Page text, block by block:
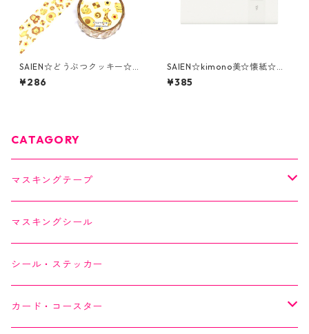
SAIEN☆どうぶつクッキー☆U
R-4023☆20ｍｍマスキング
テープ
¥286
SAIEN☆kimono美☆懐紙☆バ
ラ（3005）
¥385
CATAGORY
マスキングテープ
SAIEN
オリジナルシリーズ
作家シリーズ
YUNOKI
Kimono美
マスキングシール
シール・ステッカー
カード・コースター